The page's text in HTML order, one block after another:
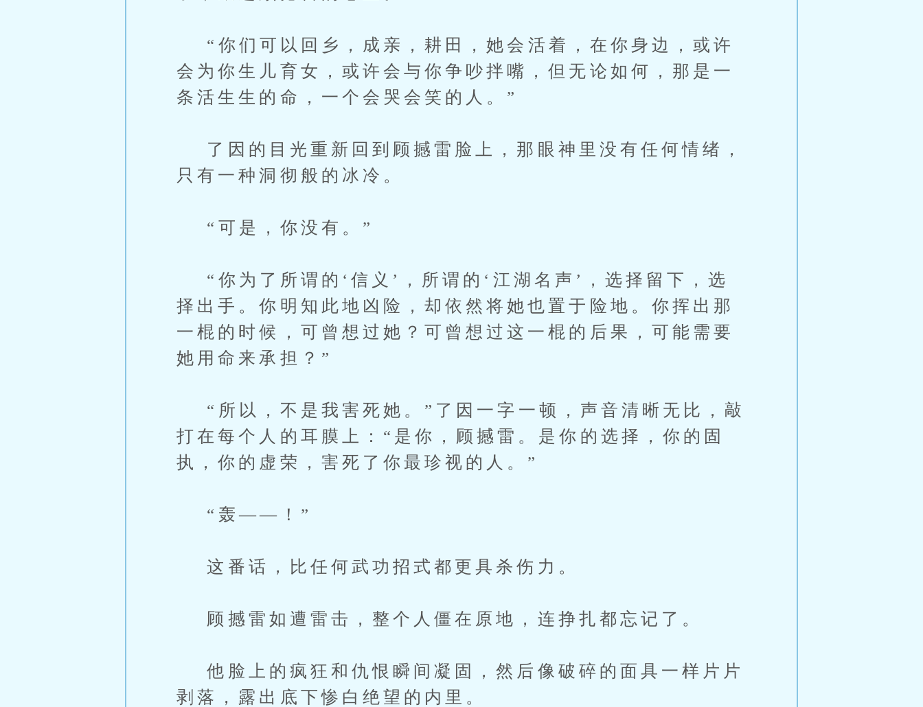
“你们可以回乡，成亲，耕田，她会活着，在你身边，或许
会为你生儿育女，或许会与你争吵拌嘴，但无论如何，那是一
条活生生的命，一个会哭会笑的人。”
了因的目光重新回到顾撼雷脸上，那眼神里没有任何情绪，
只有一种洞彻般的冰冷。
“可是，你没有。”
“你为了所谓的‘信义’，所谓的‘江湖名声’，选择留下，选
择出手。你明知此地凶险，却依然将她也置于险地。你挥出那
一棍的时候，可曾想过她？可曾想过这一棍的后果，可能需要
她用命来承担？”
“所以，不是我害死她。”了因一字一顿，声音清晰无比，敲
打在每个人的耳膜上：“是你，顾撼雷。是你的选择，你的固
执，你的虚荣，害死了你最珍视的人。”
“轰——！”
这番话，比任何武功招式都更具杀伤力。
顾撼雷如遭雷击，整个人僵在原地，连挣扎都忘记了。
他脸上的疯狂和仇恨瞬间凝固，然后像破碎的面具一样片片
剥落，露出底下惨白绝望的内里。